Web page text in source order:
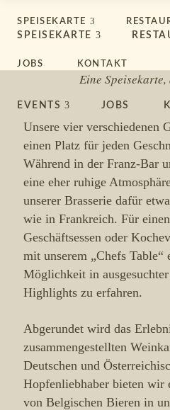
SPEISEKARTE
EVENTS JOBS
SPEISEKARTE
JOBS KONTAKT
Eine
Unsere vier verschiedenen
einen Platz für jeden
Während in der Franz-Bar
eine eher ruhige
unserer Brasserie dafür
wie in Frankreich. Für
Geschäftsessen oder
mit unserem „Chefs Table“
Möglichkeit in
Highlights zu erfahren.
Abgerundet wird das
zusammengestellten
Deutschen und
Hopfenliebhaber bieten wir
von Belgischen Bieren in